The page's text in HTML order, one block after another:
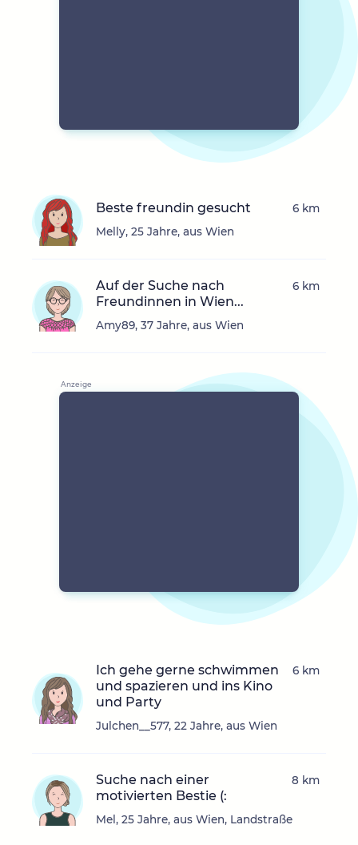
Beste freundin gesucht
Melly, 25 Jahre, aus Wien
6 km
Auf der Suche nach
Freundinnen in Wien...
Amy89, 37 Jahre, aus Wien
6 km
Ich gehe gerne schwimmen
und spazieren und ins Kino
und Party
Julchen__577, 22 Jahre, aus Wien
6 km
Suche nach einer
motivierten Bestie (:
Mel, 25 Jahre, aus Wien, Landstraße
8 km